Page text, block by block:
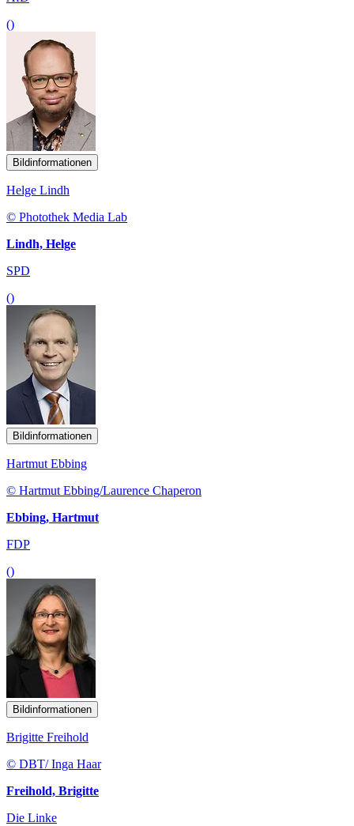
()
Bildinformationen
Helge Lindh
© Photothek Media Lab
Lindh, Helge
SPD
()
Bildinformationen
Hartmut Ebbing
© Hartmut Ebbing/Laurence Chaperon
Ebbing, Hartmut
FDP
()
Bildinformationen
Brigitte Freihold
© DBT/ Inga Haar
Freihold, Brigitte
Die Linke